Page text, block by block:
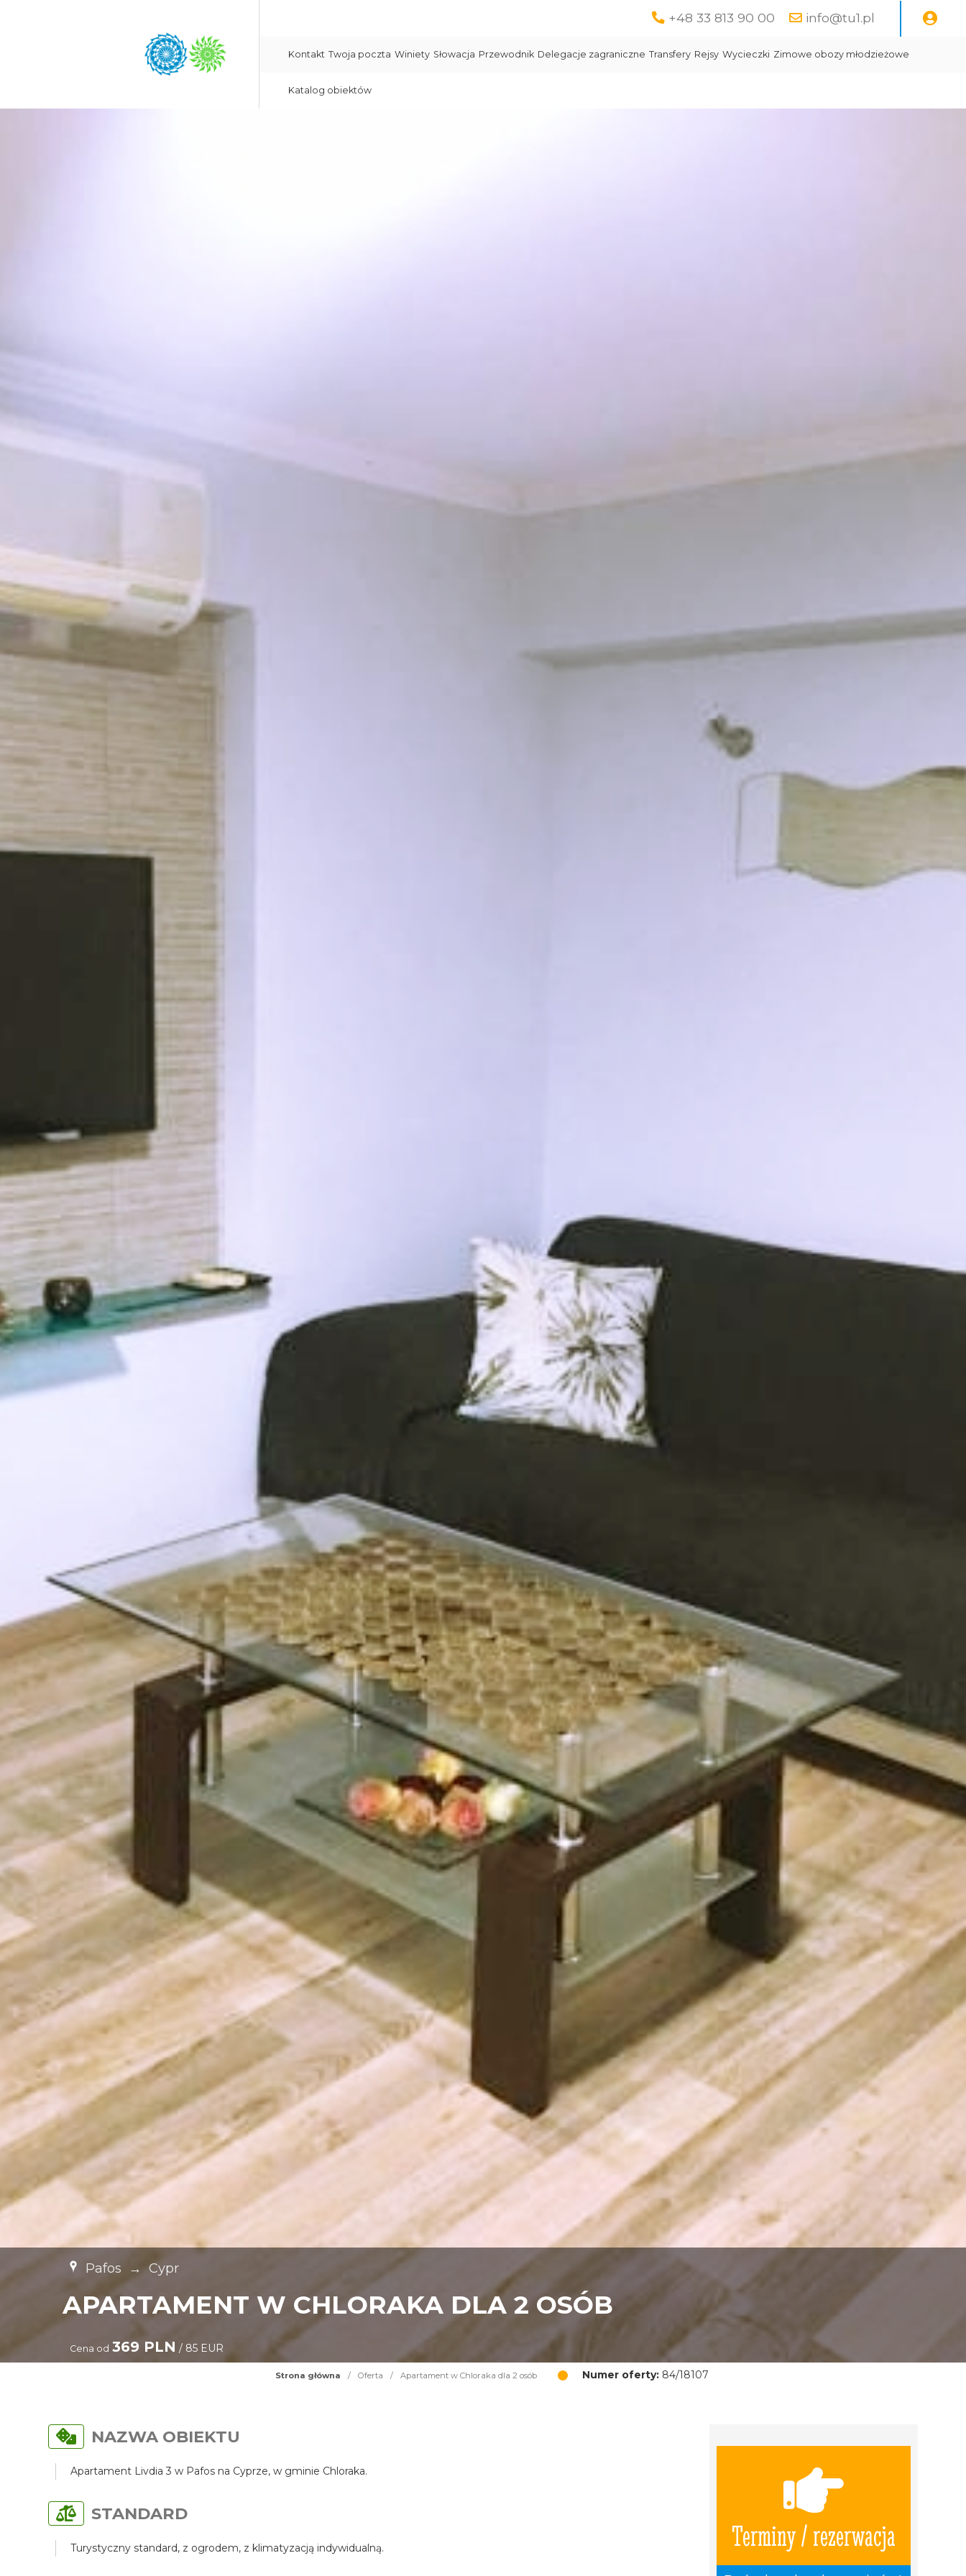
+48 33 813 90 00 info@tu1.pl
Kontakt Twoja poczta Winiety Słowacja Przewodnik Delegacje zagraniczne Transfery Rejsy Wycieczki Zimowe obozy młodzieżowe
Katalog obiektów
Pafos → Cypr
APARTAMENT W CHLORAKA DLA 2 OSÓB
Cena od 369 PLN / 85 EUR
Strona główna / Oferta / Apartament w Chloraka dla 2 osób Numer oferty: 84/18107
Terminy / rezerwacja
NAZWA OBIEKTU
Apartament Livdia 3 w Pafos na Cyprze, w gminie Chloraka.
STANDARD
Turystyczny standard, z ogrodem, z klimatyzacją indywidualną.